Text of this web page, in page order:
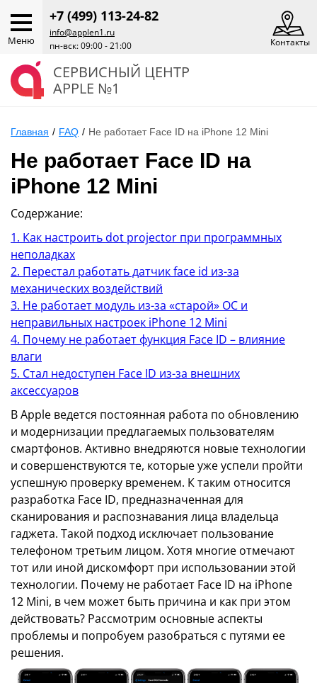
Меню
+7 (499) 113-24-82
info@applen1.ru
пн-вск: 09:00 - 21:00
Контакты
СЕРВИСНЫЙ ЦЕНТР
APPLE №1
Главная / FAQ / Не работает Face ID на iPhone 12 Mini
Не работает Face ID на
iPhone 12 Mini
Содержание:
1. Как настроить dot projector при программных
неполадках
2. Перестал работать датчик face id из-за
механических воздействий
3. Не работает модуль из-за «старой» ОС и
неправильных настроек iPhone 12 Mini
4. Почему не работает функция Face ID – влияние
влаги
5. Стал недоступен Face ID из-за внешних
аксессуаров
В Apple ведется постоянная работа по обновлению
и модернизации предлагаемых пользователям
смартфонов. Активно внедряются новые технологии
и совершенствуются те, которые уже успели пройти
успешную проверку временем. К таким относится
разработка Face ID, предназначенная для
сканирования и распознавания лица владельца
гаджета. Такой подход исключает пользование
телефоном третьим лицом. Хотя многие отмечают
тот или иной дискомфорт при использовании этой
технологии. Почему не работает Face ID на iPhone
12 Mini, в чем может быть причина и как при этом
действовать? Рассмотрим основные аспекты
проблемы и попробуем разобраться с путями ее
решения.